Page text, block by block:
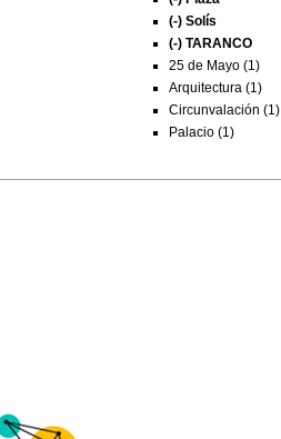
(-) Solís
(-) TARANCO
25 de Mayo (1)
Arquitectura (1)
Circunvalación (1)
Palacio (1)